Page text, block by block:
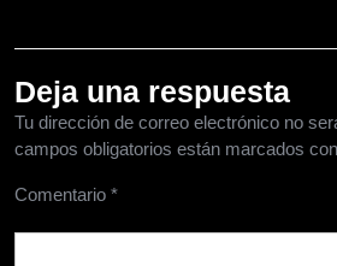
Deja una respuesta
Tu dirección de correo electrónico no
campos obligatorios están marcados con
Comentario *